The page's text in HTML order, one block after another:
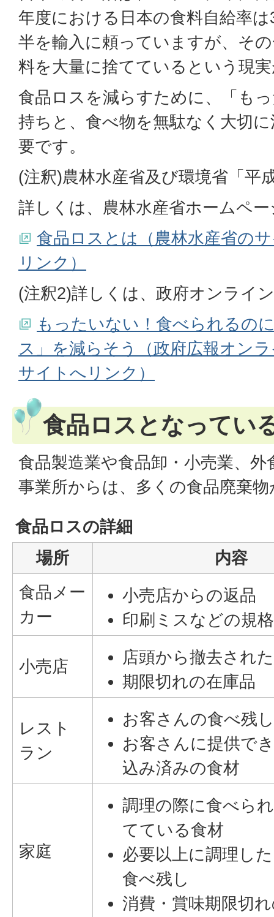
年度における日本の食料自給率
半を輸入に頼っていますが、そ
料を大量に捨てているという現
食品ロスを減らすために、「も
持ちと、食べ物を無駄なく大切
要です。
(注釈)農林水産省及び環境省「平
詳しくは、農林水産省ホームペ
食品ロスとは（農林水産省の
リンク）
(注釈2)詳しくは、政府オンライ
もったいない！食べられるの
ス」を減らそう（政府広報オン
サイトへリンク）
食品ロスとなってい
食品製造業や食品卸・小売業、
事業所からは、多くの食品廃棄
食品ロスの詳細
場所
内容
食品メー
カー
小売店からの返品
印刷ミスなどの規
小売店
店頭から撤去され
期限切れの在庫品
レスト
ラン
お客さんの食べ残
お客さんに提供で
込み済みの食材
家庭
調理の際に食べら
てている食材
必要以上に調理し
食べ残し
消費・賞味期限切